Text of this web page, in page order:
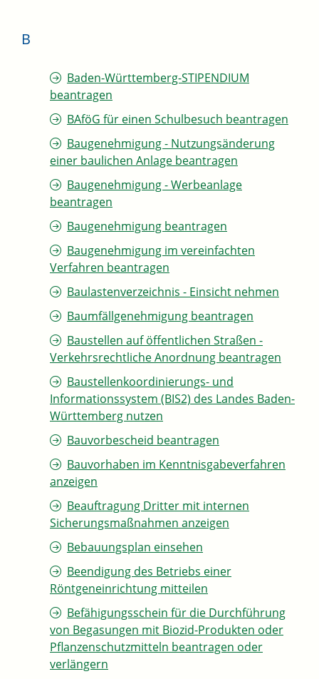
B
Baden-Württemberg-STIPENDIUM
beantragen
BAföG für einen Schulbesuch beantragen
Baugenehmigung - Nutzungsänderung
einer baulichen Anlage beantragen
Baugenehmigung - Werbeanlage
beantragen
Baugenehmigung beantragen
Baugenehmigung im vereinfachten
Verfahren beantragen
Baulastenverzeichnis - Einsicht nehmen
Baumfällgenehmigung beantragen
Baustellen auf öffentlichen Straßen -
Verkehrsrechtliche Anordnung beantragen
Baustellenkoordinierungs- und
Informationssystem (BIS2) des Landes Baden-
Württemberg nutzen
Bauvorbescheid beantragen
Bauvorhaben im Kenntnisgabeverfahren
anzeigen
Beauftragung Dritter mit internen
Sicherungsmaßnahmen anzeigen
Bebauungsplan einsehen
Beendigung des Betriebs einer
Röntgeneinrichtung mitteilen
Befähigungsschein für die Durchführung
von Begasungen mit Biozid-Produkten oder
Pflanzenschutzmitteln beantragen oder
verlängern